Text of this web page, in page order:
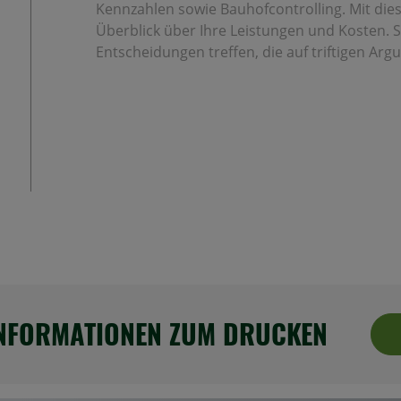
Kennzahlen sowie Bauhofcontrolling. Mit
Überblick über Ihre Leistungen und Kosten.
Entscheidungen treffen, die auf triftigen
ZUM DRUCKEN